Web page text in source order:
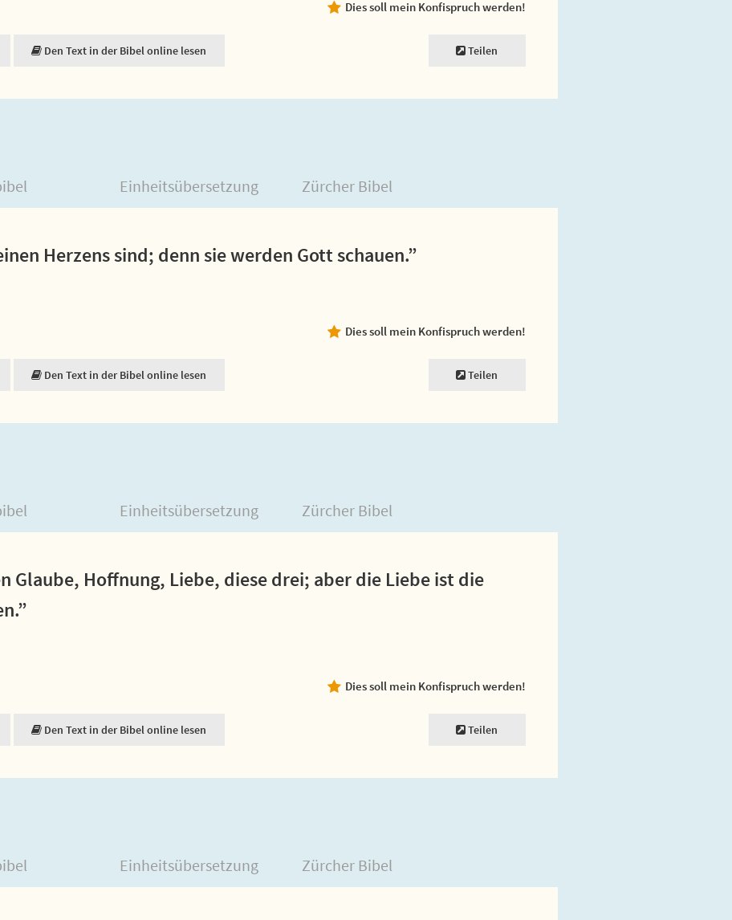
Dies soll mein Konfispruch werden!
Den Text in der Bibel online lesen Teilen
Einheitsübersetzung Zürcher Bibel
Herzens sind; denn sie werden Gott schauen.”
Dies soll mein Konfispruch werden!
Den Text in der Bibel online lesen Teilen
Einheitsübersetzung Zürcher Bibel
Glaube, Hoffnung, Liebe, diese drei; aber die Liebe ist die
Dies soll mein Konfispruch werden!
Den Text in der Bibel online lesen Teilen
Einheitsübersetzung Zürcher Bibel